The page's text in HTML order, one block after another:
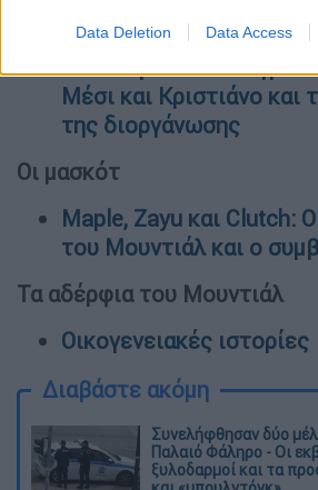
Data Deletion Data Access
Ρεκόρ και αριθμοί του
Τα ιστορικά
Μέσι και Κριστιάνο και
της διοργάνωσης
Οι μασκότ
Maple, Zayu και Clutch:
του Μουντιάλ και ο
Τα αδέρφια του Μουντιάλ
Οικογενειακές ιστορίες
Διαβάστε ακόμη
Συνελήφθησαν δύο
Παλαιό Φάληρο - Οι
ξυλοδαρμοί και τα